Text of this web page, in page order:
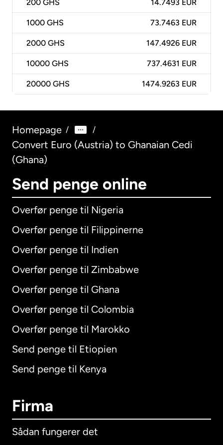
200 GHS 14.7493 EUR
1000 GHS 73.7463 EUR
2000 GHS 147.4926 EUR
10000 GHS 737.4631 EUR
20000 GHS 1474.9263 EUR
Homepage / /
Convert Euro (Austria) to Ghanaian Cedi
(Ghana)
Send penge online
Overfør penge til Nigeria
Overfør penge til Filippinerne
Overfør penge til Indien
Overfør penge til Zimbabwe
Overfør penge til Ghana
Overfør penge til Colombia
Overfør penge til Marokko
Send penge til Etiopien
Send penge til Kenya
Firma
Sådan fungerer det